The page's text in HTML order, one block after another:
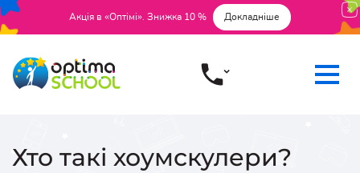
Акція в «Оптімі». Знижка 10 % Докладніше
Хто такі хоумскулери?